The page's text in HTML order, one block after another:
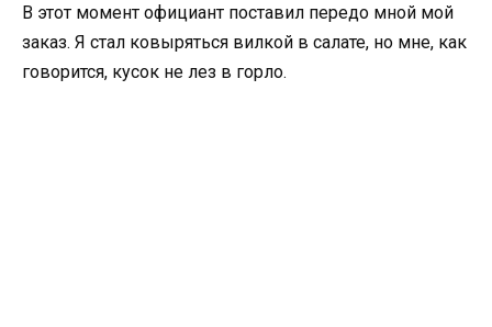
В этот момент официант поставил передо мной мой
заказ. Я стал ковыряться вилкой в салате, но мне, как
говорится, кусок не лез в горло.